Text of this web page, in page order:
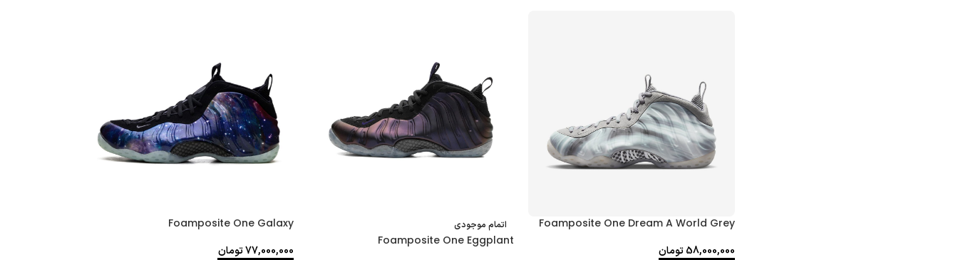
Foamposite One Dream A World Grey
58,000,000تومان
اتمام موجودی
Foamposite One Eggplant
Foamposite One Galaxy
77,000,000تومان